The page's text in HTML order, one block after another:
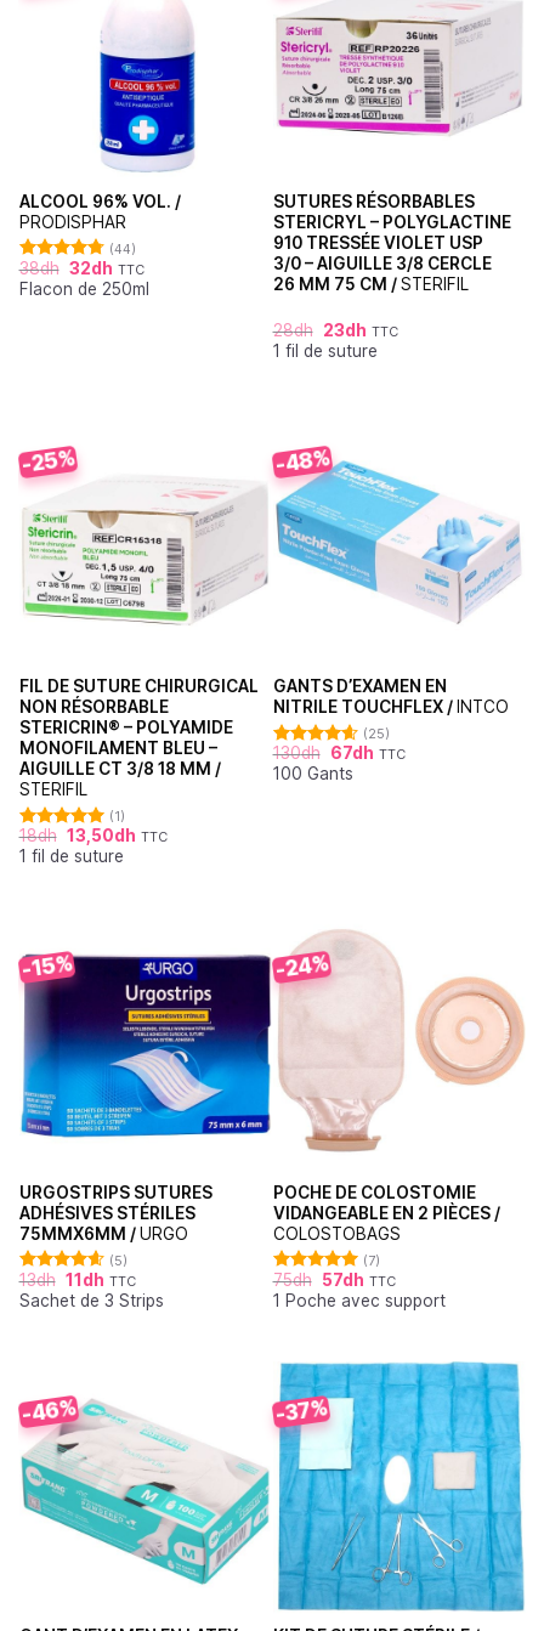
ALCOOL 96% VOL. /
PRODISPHAR
Note 4.77
sur 5
(44)
38dh 32dh TTC
Flacon de 250ml
SUTURES RÉSORBABLES
STERICRYL – POLYGLACTINE
910 TRESSÉE VIOLET USP
3/0 – AIGUILLE 3/8 CERCLE
26 MM 75 CM /STERIFIL
28dh 23dh TTC
1 fil de suture
-25%
FIL DE SUTURE CHIRURGICAL
NON RÉSORBABLE
STERICRIN® – POLYAMIDE
MONOFILAMENT BLEU –
AIGUILLE CT 3/8 18 MM /
STERIFIL
Note
5.00
sur 5
(1)
18dh 13,50dh TTC
1 fil de suture
-48%
GANTS D’EXAMEN EN
NITRILE TOUCHFLEX / INTCO
Note4.60
sur 5
(25)
130dh 67dh TTC
100 Gants
-15%
URGOSTRIPS SUTURES
ADHÉSIVES STÉRILES
75MMX6MM /URGO
Note
4.60
sur 5
(5)
13dh 11 dh TTC
Sachet de 3 Strips
-24%
POCHE DE COLOSTOMIE
VIDANGEABLE EN 2 PIÈCES /
COLOSTOBAGS
Note
5.00
sur 5
(7)
75dh 57dh TTC
1 Poche avec support
-46% -37%